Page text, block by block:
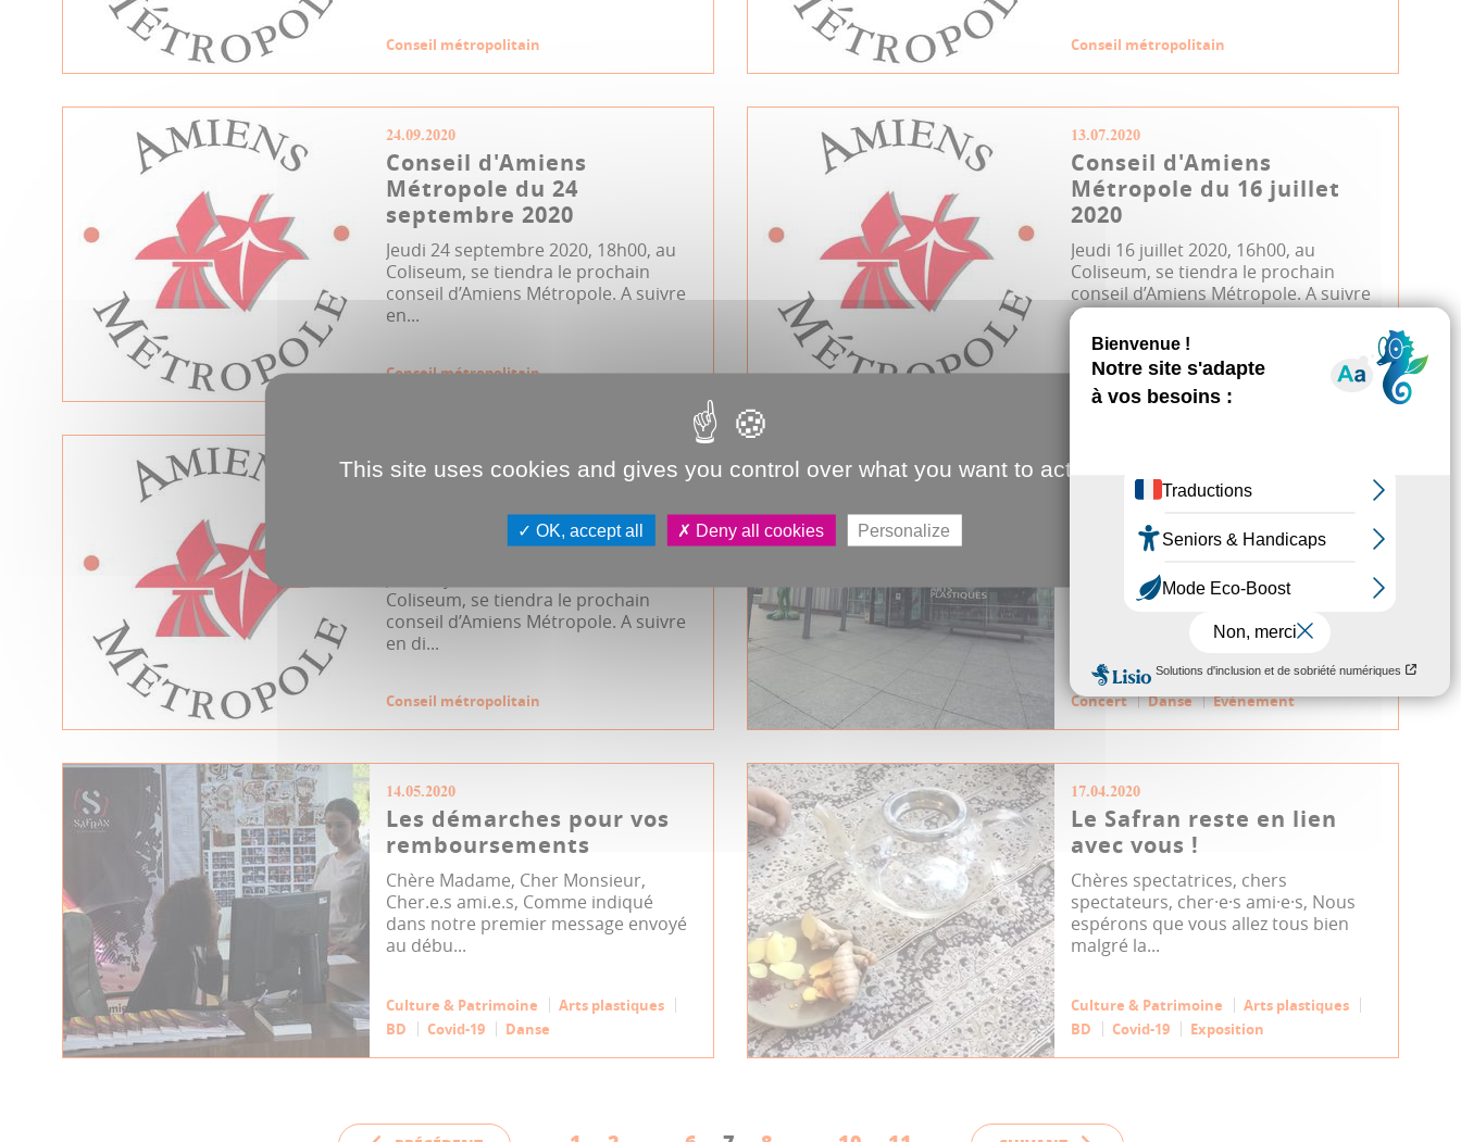
Conseil métropolitain Conseil métropolitain
24.09.2020
Conseil d'Amiens
Métropole du 24
septembre 2020
Jeudi 24 septembre 2020, 18h00, au
Coliseum, se tiendra le prochain
conseil d’Amiens Métropole. A suivre
en...
Conseil métropolitain
13.07.2020
Conseil d'Amiens
Métropole du 16 juillet
2020
Jeudi 16 juillet 2020, 16h00, au
Coliseum, se tiendra le prochain
conseil d’Amiens Métropole. A suivre
en d...
Conseil métropolitain
09.07.2020
Métropole du 9 juillet
Coliseum, se tiendra le prochain
conseil d’Amiens Métropole. A suivre
en di...
Conseil métropolitain
Quelles nouvelles du
Madame, Monsieur, Cher.e.s
ami.e.s,Quelles nouvelles du Safran ?
Malgré les portes fermées, nous
Culture & Patrimoine
Arts plastiques
Concert
Danse Événement
14.05.2020
Les démarches pour vos
remboursements
Chère Madame, Cher Monsieur,
Cher.e.s ami.e.s, Comme indiqué
dans notre premier message envoyé
au débu...
Culture & Patrimoine
Arts plastiques
BD
Covid-19 Danse
17.04.2020
Le Safran reste en lien
avec vous !
Chères spectatrices, chers
spectateurs, cher·e·s ami·e·s, Nous
espérons que vous allez tous bien
malgré la...
Culture & Patrimoine
Arts plastiques
BD
Covid-19 Exposition
This site uses cookies and gives you control over what you want to activate
OK, accept all Deny all cookies Personalize